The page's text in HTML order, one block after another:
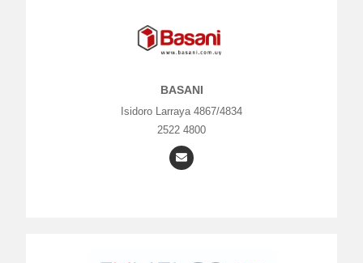
BASANI
Isidoro Larraya 4867/4834
2522 4800